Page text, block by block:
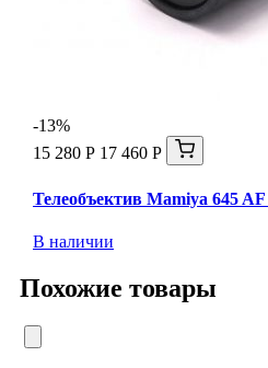
-13%
15 280 Р 17 460 Р
Телеобъектив Mamiya 645
В наличии
Похожие товары